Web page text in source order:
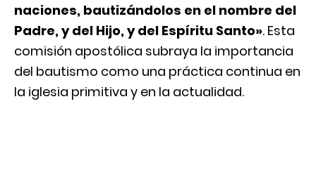
naciones, bautizándolos en el nombre del
Padre, y del Hijo, y del Espíritu Santo». Esta
comisión apostólica subraya la importancia
del bautismo como una práctica continua en
la iglesia primitiva y en la actualidad.